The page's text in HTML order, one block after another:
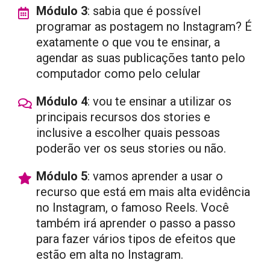
Módulo 3: sabia que é possível
programar as postagem no Instagram? É
exatamente o que vou te ensinar, a
agendar as suas publicações tanto pelo
computador como pelo celular
Módulo 4: vou te ensinar a utilizar os
principais recursos dos stories e
inclusive a escolher quais pessoas
poderão ver os seus stories ou não.
Módulo 5: vamos aprender a usar o
recurso que está em mais alta evidência
no Instagram, o famoso Reels. Você
também irá aprender o passo a passo
para fazer vários tipos de efeitos que
estão em alta no Instagram.